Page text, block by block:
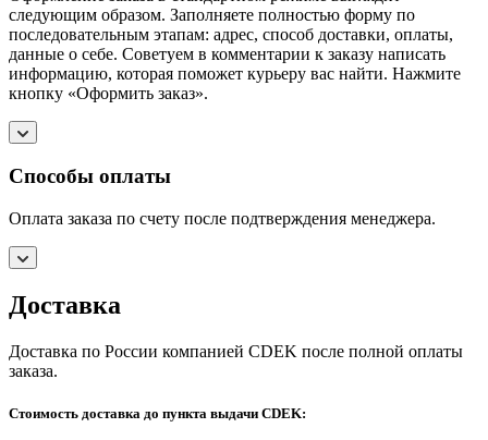
следующим образом. Заполняете полностью форму по
последовательным этапам: адрес, способ доставки, оплаты,
данные о себе. Советуем в комментарии к заказу написать
информацию, которая поможет курьеру вас найти. Нажмите
кнопку «Оформить заказ».
Способы оплаты
Оплата заказа по счету после подтверждения менеджера.
Доставка
Доставка по России компанией CDEK после полной оплаты
заказа.
Стоимость доставка до пункта выдачи CDEK: